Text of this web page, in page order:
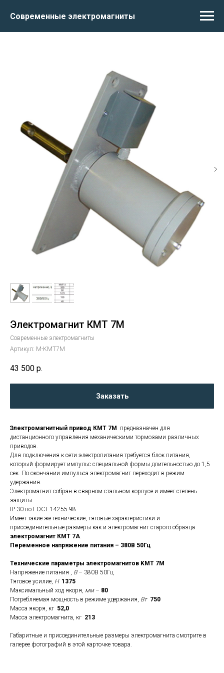
Современные электромагниты
Электромагнит КМТ 7М
Современные электромагниты
Артикул: M-KMT7M
43 500 р.
Заказать
Электромагнитный привод КМТ 7М
предназначен для
дистанционного управления механическими тормозами различных
приводов.
Для подключения к сети электропитания требуется блок питания,
который формирует импульс специальной формы длительностью до 1,5
сек. По окончании импульса электромагнит переходит в режим
удержания.
Электромагнит собран в сварном стальном корпусе и имеет степень
защиты
IP-30 по ГОСТ 14255-98.
Имеет такие же технические, тяговые характеристики и
присоединительные размеры как и электромагнит старого образца
электромагнит КМТ 7А.
Переменное напряжение питания – 380В 50Гц
Технические параметры электромагнитов KMT 7M
Напряжение питания , В– 380В 50Гц
Тяговое усилие, Н 1375
Максимальный ход якоря, мм– 80
Потребляемая мощность в режиме удержания, Вт 750
Масса якоря, кг 52,0
Масса электромагнита, кг 213
Габаритные и присоединительные размеры электромагнита смотрите в
галерее фотографий в этой карточке товара.